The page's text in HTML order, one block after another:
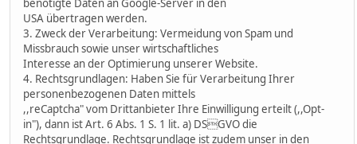
benötigte Daten an Google-Server in den
USA übertragen werden.
3. Zweck der Verarbeitung: Vermeidung von Spam und
Missbrauch sowie unser wirtschaftliches
Interesse an der Optimierung unserer Website.
4. Rechtsgrundlagen: Haben Sie für Verarbeitung Ihrer
personenbezogenen Daten mittels
,,reCaptcha" vom Drittanbieter Ihre Einwilligung erteilt (,,Opt-
in"), dann ist Art. 6 Abs. 1 S. 1 lit. a) DSGVO die
Rechtsgrundlage. Rechtsgrundlage ist zudem unser in den